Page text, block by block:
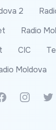
2
Radio
CIC
Moldova
Instagram